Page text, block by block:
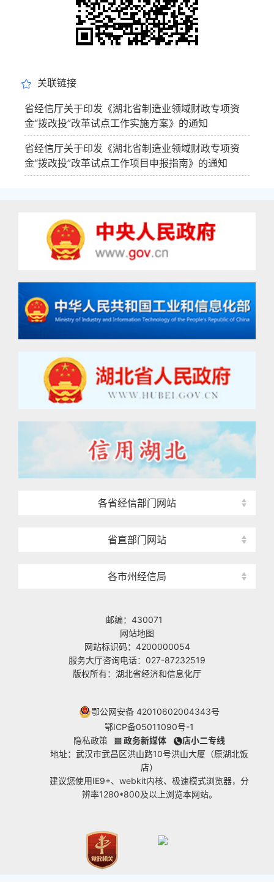
关联链接
省经信厅关于印发《湖北省制造业领域财政专项资
金“拨改投”改革试点工作实施方案》的通知
省经信厅关于印发《湖北省制造业领域财政专项资
金“拨改投”改革试点工作项目申报指南》的通知
各省经信部门网站
省直部门网站
各市州经信局
邮编：430071
网站地图
网站标识码：4200000054
服务大厅咨询电话：027-87232519
版权所有：湖北省经济和信息化厅
鄂公网安备 42010602004343号
鄂ICP备05011090号-1
隐私政策
政务新媒体
店小二专线
地址：武汉市武昌区洪山路10号洪山大厦（原湖北饭
店）
建议您使用IE9+、webkit内核、极速模式浏览器，分
辨率1280*800及以上浏览本网站。